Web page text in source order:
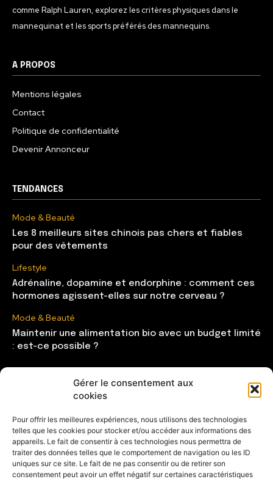
Gérer le consentement aux
cookies
Pour offrir les meilleures expériences, nous utilisons des technologies
telles que les cookies pour stocker et/ou accéder aux informations des
appareils. Le fait de consentir à ces technologies nous permettra de
traiter des données telles que le comportement de navigation ou les ID
uniques sur ce site. Le fait de ne pas consentir ou de retirer son
consentement peut avoir un effet négatif sur certaines caractéristiques
comme Ralph Lauren, explorez les critères physiques dans le
mannequinat et les sports préférés des mannequins.
A PROPOS
Mentions légales
Contact
Politique de confidentialité
Devenir Annonceur
TENDANCES
Mode & Beauté
Les 8 meilleurs sites chinois pas chers et fiables
pour des vêtements
Lifestyle
Adrénaline, dopamine et endorphine : comment ces
hormones agissent-elles sur notre cerveau ?
Mode & Beauté
Maintenir une alimentation bio avec un budget limité
: est-ce possible ?
Mode & Beauté
Lifestyle
104
Maison
85
Shopping